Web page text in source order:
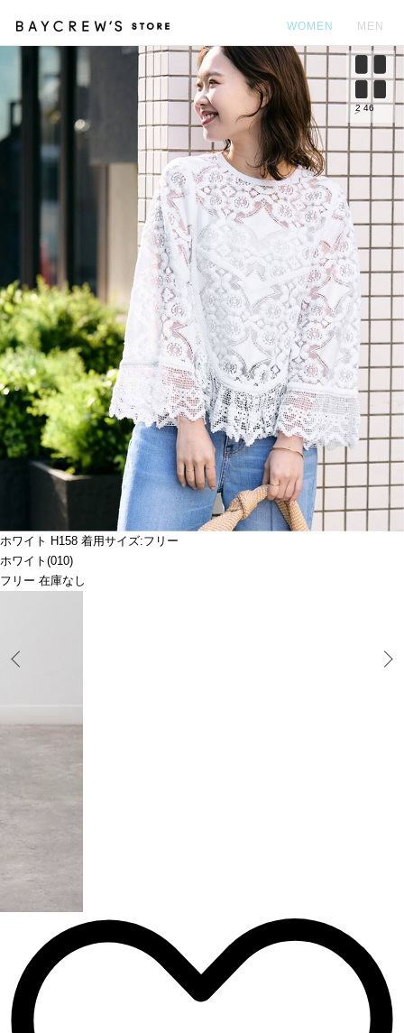
WOMEN MEN
ホワイト H158 着用サイズ:フリー
ホワイト(010)
フリー 在庫なし
2 46